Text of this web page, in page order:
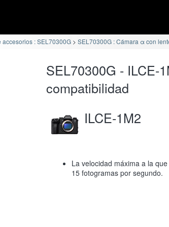
: SEL70300G SEL70300G : Cámara α con
SEL70300G - ILCE-
compatibilidad
ILCE-1M2
La velocidad máxima a la
15 fotogramas por segundo.